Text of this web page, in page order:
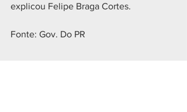
explicou Felipe Braga Cortes.
Fonte: Gov. Do PR